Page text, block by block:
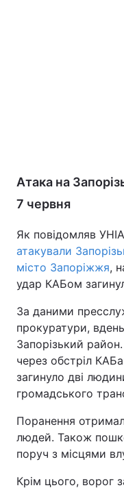
Атака на
7 червня
Як повідомляв
атакували
місто Запоріжжя,
удар КАБом
За даними
прокуратури,
Запорізький
через обстріл
загинуло дві
громадського
Поранення
людей. Також
поруч з місцями
Крім цього, ворог